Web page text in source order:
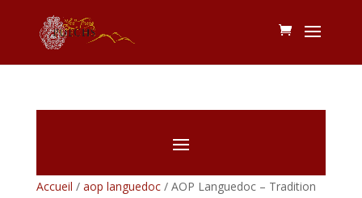
Accueil / aop languedoc/ AOP Languedoc – Tradition